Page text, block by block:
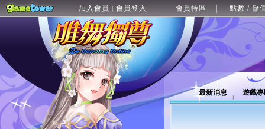
加入會員 | 會員登入 會員特區 點數 / 儲
最新消息 遊戲